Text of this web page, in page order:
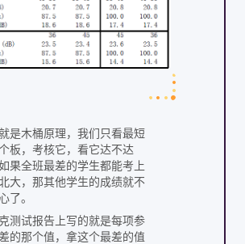
是木桶原理，我们只看最短
板，考核它，看它达不达
果全班最差的学生都能考上
大，那其他学生的成绩就不
了。
测试报告上写的就是每项参
的那个值，拿这个最差的值